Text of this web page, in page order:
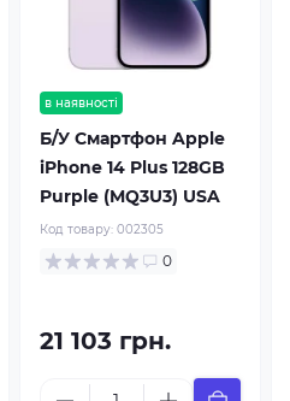
в наявності
Б/У Смартфон Apple
iPhone 14 Plus 128GB
Purple (MQ3U3) USA
Код товару: 002305
0
21 103 грн.